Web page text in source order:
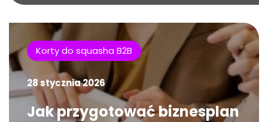
Korty do squasha B2B
28 stycznia 2026
Jak przygotować biznesplan